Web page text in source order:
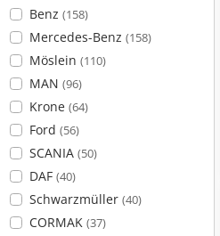
Benz (158)
Mercedes-Benz (158)
Möslein (110)
MAN (96)
Krone (64)
Ford (56)
SCANIA (50)
DAF (40)
Schwarzmüller (40)
CORMAK (37)